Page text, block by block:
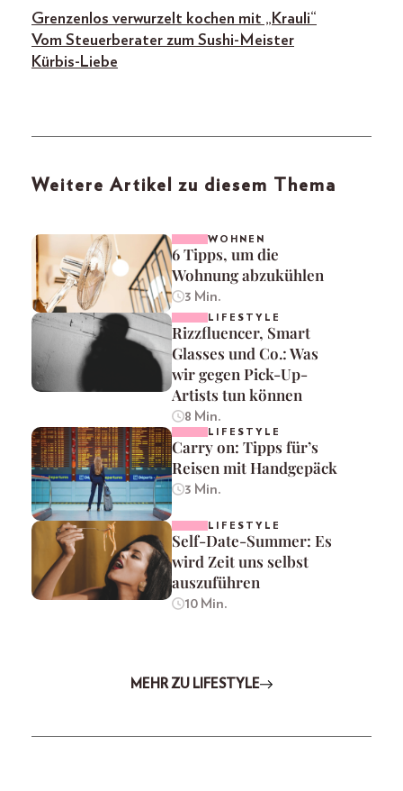
Grenzenlos verwurzelt kochen mit „Krauli“
Vom Steuerberater zum Sushi-Meister
Kürbis-Liebe
Weitere Artikel zu diesem Thema
WOHNEN
6 Tipps, um die
Wohnung abzukühlen
3 Min.
LIFESTYLE
Rizzfluencer, Smart
Glasses und Co.: Was
wir gegen Pick-Up-
Artists tun können
8 Min.
LIFESTYLE
Carry on: Tipps für’s
Reisen mit Handgepäck
3 Min.
LIFESTYLE
Self-Date-Summer: Es
wird Zeit uns selbst
auszuführen
10 Min.
MEHR ZU LIFESTYLE